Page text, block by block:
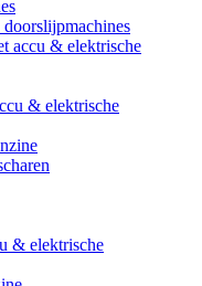
accu & elektrische
& elektrische
& elektrische